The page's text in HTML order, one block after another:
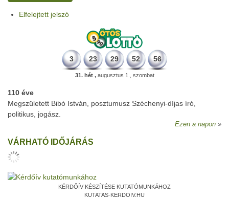
Elfelejtett jelszó
3 23 29 52 56
31. hét ,augusztus 1., szombat
110 éve
Megszületett Bibó István, posztumusz Széchenyi-díjas író,
politikus, jogász.
Ezen a napon
VÁRHATÓ IDŐJÁRÁS
KÉRDŐÍV KÉSZÍTÉSE KUTATÓMUNKÁHOZ
KUTATAS-KERDOIV.HU